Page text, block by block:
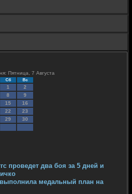
Пятница, 7 Августа
Сб Вс
1
2
8
9
15
16
22
23
29
30
проведет два боя за 5 дней и
выполнила медальный план на